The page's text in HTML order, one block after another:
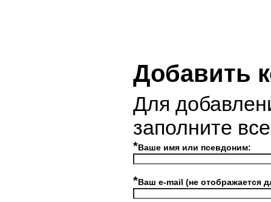
Добавить
Для
заполните
*Ваше имя или псевдоним:
*Ваш e-mail (не отображается